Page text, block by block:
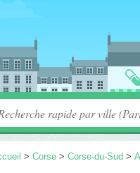
> Corse > Corse-du-Sud >